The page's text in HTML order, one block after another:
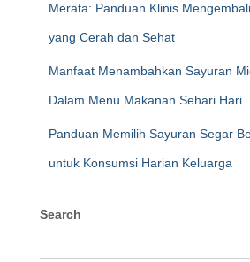
Merata: Panduan Klinis
yang Cerah dan Sehat
Manfaat Menambahkan Sayuran
Dalam Menu Makanan Sehari Hari
Panduan Memilih Sayuran Segar
untuk Konsumsi Harian Keluarga
Search